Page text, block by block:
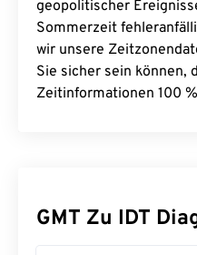
geopolitischer
Sommerzeit
wir unsere
Sie sicher sein können,
Zeitinformationen 100
GMT Zu IDT